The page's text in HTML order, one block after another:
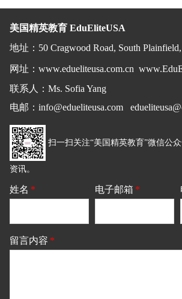
美国精英教育 EduEliteUSA
地址 ： 50 Cragwood Road, South
网址： www.edueliteusa.com.cn
联系人：Ms. Sofia Yang
电邮 ： info@edueliteusa.com
扫一扫关注“美国精英教育”微信公
资讯。
姓名 * 电子邮箱 *
留言内容 *